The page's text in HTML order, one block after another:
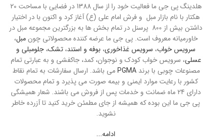
هلدینگ پی جی ما فعالیت خود را از سال 1388 در فضایی با مساحت 20
هکتار با نام بازار مبل و فرش امام علی (ع) آغاز کرد و اکنون با در اختیار
داشتن بیش از 800 پرسنل در تمام بخش ها به بزرگترین مجموعه مبل در
خاورمیانه معروف است. پی جی ما عرضه کننده محصولاتی چونمبل،
سرویس خواب، سرویس غذاخوری، بوفه و استند، تشک، جلومبلی و
عسلی، سرویس خواب کودک و نوجوان، کمد، جاکفشی و به عبارتی تمام
مصنوعات چوبی با برندPGMAمی باشد. ارسال سفارشات به تمام نقاط
کشور با رعایت موارد ایمنی و بیمه صورت می پذیرد و تمام محصولات
دارای 24 ماه ضمانت و خدمات پس از فروش می باشند. شعار همیشگی
پی جی ما این بوده که همیشه از جای مطمئن خرید کنید تا آزرده خاطر
نشوید.
ادامه...